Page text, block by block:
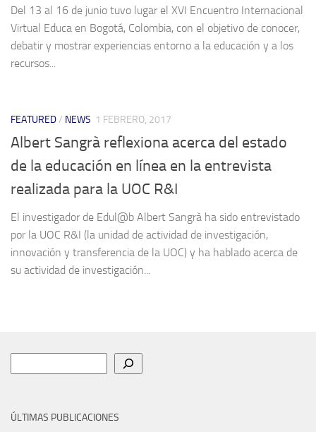
Del 13 al 16 de junio tuvo lugar el XVI Encuentro Internacional
Virtual Educa en Bogotá, Colombia, con el objetivo de conocer,
debatir y mostrar experiencias entorno a la educación y a los
recursos...
FEATURED/ NEWS 1 FEBRERO, 2017
Albert Sangrà reflexiona acerca del estado
de la educación en línea en la entrevista
realizada para la UOC R&I
El investigador de Edul@b Albert Sangrà ha sido entrevistado
por la UOC R&I (la unidad de actividad de investigación,
innovación y transferencia de la UOC) y ha hablado acerca de
su actividad de investigación...
ÚLTIMAS PUBLICACIONES